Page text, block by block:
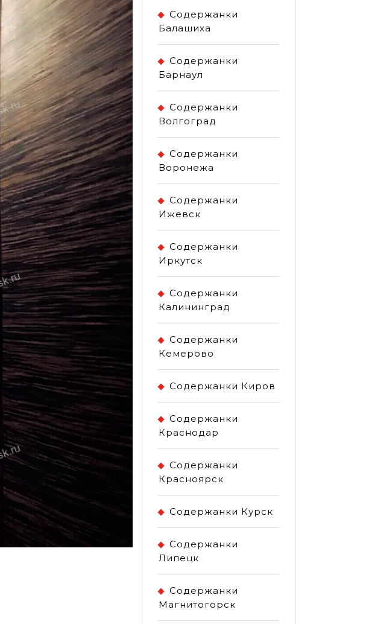
Содержанки
Балашиха
Содержанки
Барнаул
Содержанки
Волгоград
Содержанки
Воронежа
Содержанки
Ижевск
Содержанки
Иркутск
Содержанки
Калининград
Содержанки
Кемерово
Содержанки Киров
Содержанки
Краснодар
Содержанки
Красноярск
Содержанки Курск
Содержанки
Липецк
Содержанки
Магнитогорск